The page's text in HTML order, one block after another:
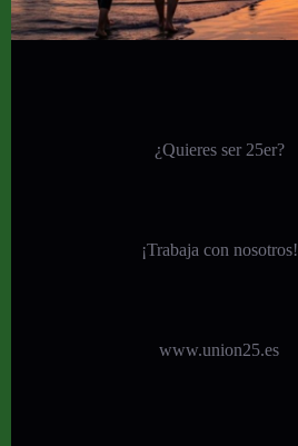
¿Quieres ser 25er?
¡Trabaja con nosotros!
www.union25.es